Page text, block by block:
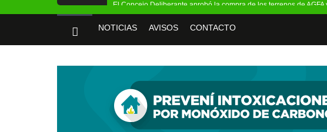
El Concejo Deliberante aprobó la compra de los terrenos de
NOTICIAS AVISOS CONTACTO